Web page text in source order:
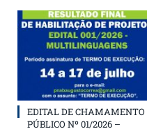
EDITAL DE CHAMAMENTO
PÚBLICO Nº 01/2026 –